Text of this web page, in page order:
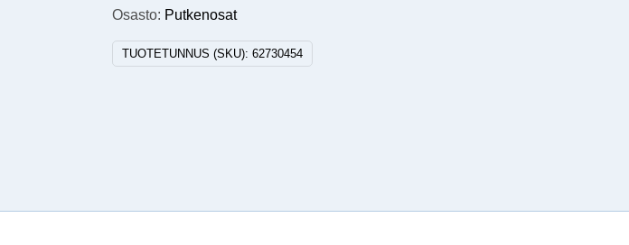
Osasto: Putkenosat
TUOTETUNNUS (SKU):62730454